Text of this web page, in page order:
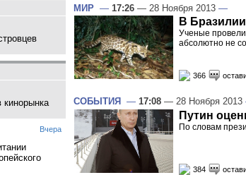
кинорынка
Вчера
МИР — 17:26 — 28 Ноября 2013 —
В
Ученые
абсолютно не
366
СОБЫТИЯ — 17:08 — 28 Ноября 2013
Путин
По словам
384